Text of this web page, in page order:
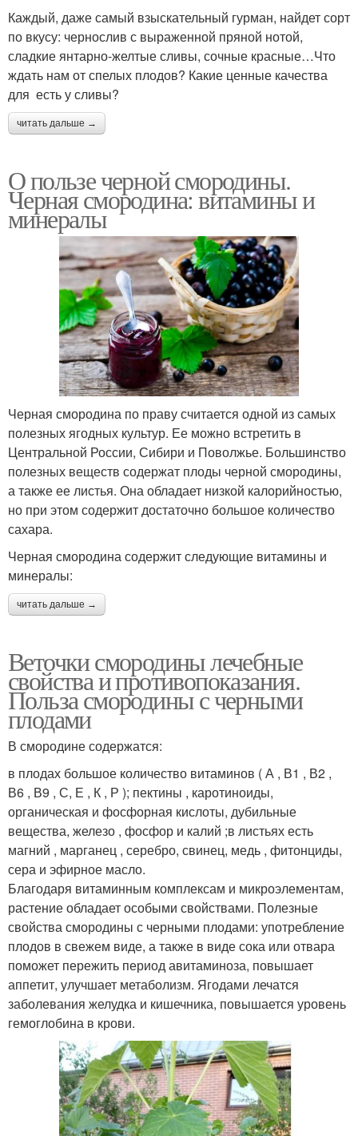
Каждый, даже самый взыскательный гурман, найдет сорт
по вкусу: чернослив с выраженной пряной нотой,
сладкие янтарно-желтые сливы, сочные красные…Что
ждать нам от спелых плодов? Какие ценные качества
для есть у сливы?
читать дальше →
О пользе черной смородины.
Черная смородина: витамины и
минералы
Черная смородина по праву считается одной из самых
полезных ягодных культур. Ее можно встретить в
Центральной России, Сибири и Поволжье. Большинство
полезных веществ содержат плоды черной смородины,
а также ее листья. Она обладает низкой калорийностью,
но при этом содержит достаточно большое количество
сахара.
Черная смородина содержит следующие витамины и
минералы:
читать дальше →
Веточки смородины лечебные
свойства и противопоказания.
Польза смородины с черными
плодами
В смородине содержатся:
в плодах большое количество витаминов ( А , В1 , В2 ,
В6 , В9 , С, Е , К , Р ); пектины , каротиноиды,
органическая и фосфорная кислоты, дубильные
вещества, железо , фосфор и калий ;в листьях есть
магний , марганец , серебро, свинец, медь , фитонциды,
сера и эфирное масло.
Благодаря витаминным комплексам и микроэлементам,
растение обладает особыми свойствами. Полезные
свойства смородины с черными плодами: употребление
плодов в свежем виде, а также в виде сока или отвара
поможет пережить период авитаминоза, повышает
аппетит, улучшает метаболизм. Ягодами лечатся
заболевания желудка и кишечника, повышается уровень
гемоглобина в крови.